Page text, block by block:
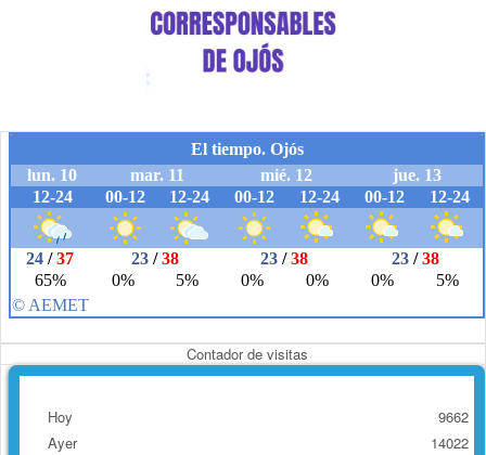
Contador de visitas
Hoy
Ayer
9662
14022